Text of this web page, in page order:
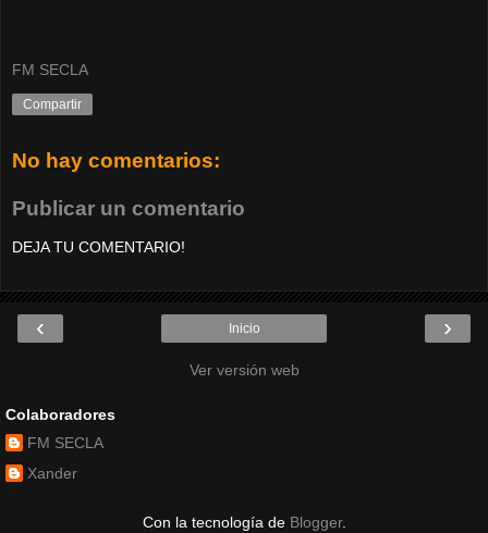
FM SECLA
Compartir
No hay comentarios:
Publicar un comentario
DEJA TU COMENTARIO!
‹ ›
Inicio
Ver versión web
Colaboradores
FM SECLA
Xander
Con la tecnología de Blogger.